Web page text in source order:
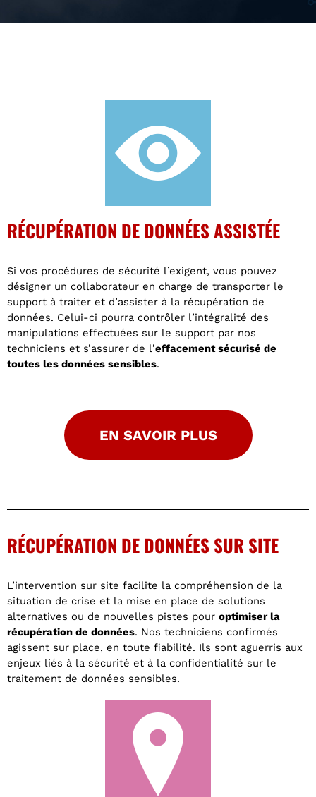
RÉCUPÉRATION DE DONNÉES ASSISTÉE
Si vos procédures de sécurité l’exigent, vous pouvez
désigner un collaborateur en charge de transporter le
support à traiter et d’assister à la récupération de
données. Celui-ci pourra contrôler l’intégralité des
manipulations effectuées sur le support par nos
techniciens et s’assurer de l’effacement sécurisé de
toutes les données sensibles.
EN SAVOIR PLUS
RÉCUPÉRATION DE DONNÉES SUR SITE
L’intervention sur site facilite la compréhension de la
situation de crise et la mise en place de solutions
alternatives ou de nouvelles pistes pour optimiser la
récupération de données. Nos techniciens confirmés
agissent sur place, en toute fiabilité. Ils sont aguerris aux
enjeux liés à la sécurité et à la confidentialité sur le
traitement de données sensibles.